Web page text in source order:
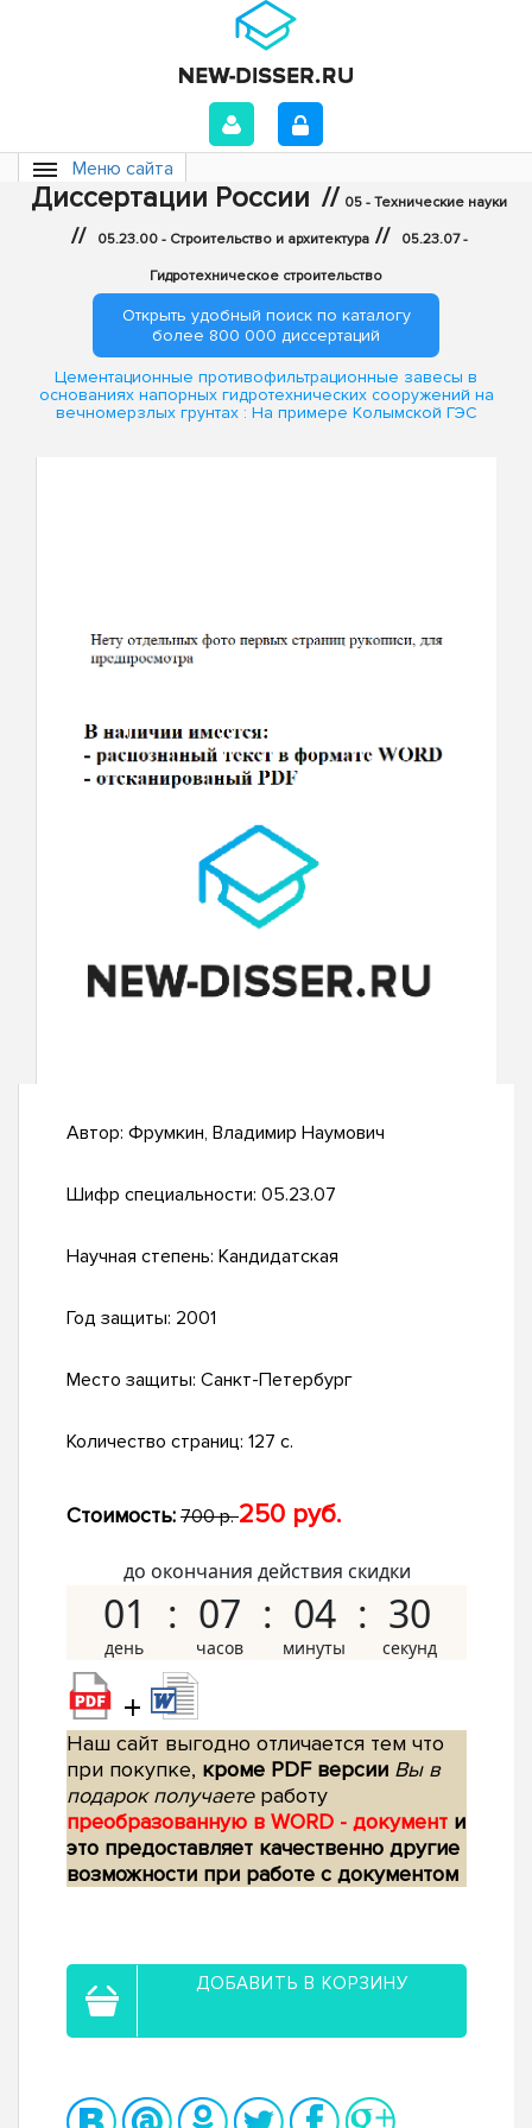
Меню сайта
Диссертации России // 05 - Технические науки
// 05.23.00 - Строительство и архитектура // 05.23.07 -
Гидротехническое строительство
Открыть удобный поиск по каталогу
более 800 000 диссертаций
Цементационные противофильтрационные завесы в
основаниях напорных гидротехнических сооружений на
вечномерзлых грунтах : На примере Колымской ГЭС
Автор: Фрумкин, Владимир Наумович
Шифр специальности: 05.23.07
Научная степень: Кандидатская
Год защиты: 2001
Место защиты: Санкт-Петербург
Количество страниц: 127 с.
Стоимость: 700 р.250 руб.
до окончания действия скидки
01 07 04 29
+
Наш сайт выгодно отличается тем что
при покупке, кроме PDF версии Вы в
подарок получаетеработу
преобразованную в WORD - документ и
это предоставляет качественно другие
возможности при работе с документом
ДОБАВИТЬ В КОРЗИНУ